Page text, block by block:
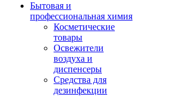
Бытовая и
профессиональная химия
Косметические
товары
Освежители
воздуха и
диспенсеры
Средства для
дезинфекции